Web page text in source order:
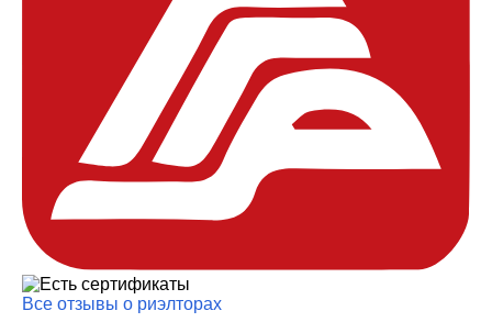
Все отзывы о риэлторах